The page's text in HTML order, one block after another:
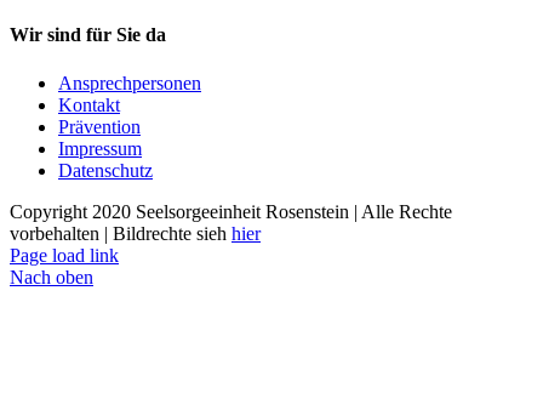
Wir sind für Sie da
Ansprechpersonen
Kontakt
Prävention
Impressum
Datenschutz
Copyright 2020 Seelsorgeeinheit Rosenstein | Alle Rechte
vorbehalten | Bildrechte sieh hier
Page load link
Nach oben